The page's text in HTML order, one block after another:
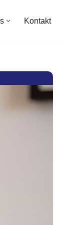
Kontakt